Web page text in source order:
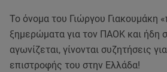
Το όνομα του Γιώργου Γιακουμάκη
ξημερώματα για τον ΠΑΟΚ και ήδη
αγωνίζεται, γίνονται συζητήσεις
επιστροφής του στην Ελλάδα!